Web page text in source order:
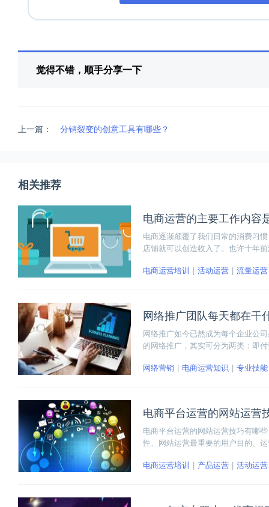
觉得不错，顺手分享一下
上一篇： 分销裂变的创意工具有哪些？
相关推荐
电商运营的主要工作内容
电商逐渐颠覆了我们日常的消费习
店铺就可以创造收入了。也许十年
主要工作内容是什么呢？
电商运营培训 活动运营 流量运营
网络推广团队每天都在干
网络推广如今已然成为每个企业公
的网络推广，其实可分为两类：即
网络营销
电商运营知识 专业技能
电商平台运营的网站运营
电商平台运营的网站运营技巧有哪
性、网站运营最重要的用户目的、
电商运营培训 产品运营 活动运营